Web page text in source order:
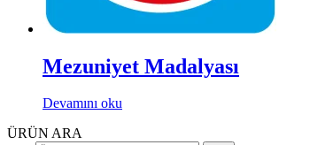
Mezuniyet Madalyası
Devamını oku
ÜRÜN ARA